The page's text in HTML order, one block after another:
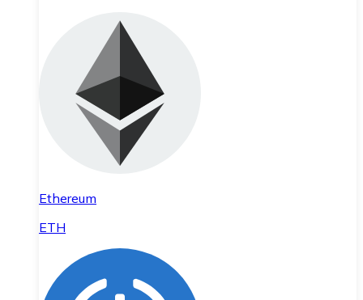
Ethereum
ETH